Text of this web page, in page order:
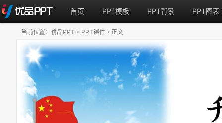
首页 PPT模板 PPT背景 PPT图表
当前位置： 优品PPT > PPT课件 > 正文